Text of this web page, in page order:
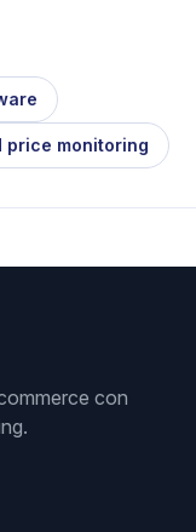
price monitoring
con